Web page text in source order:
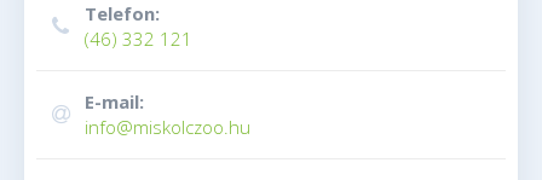
Telefon:
(46) 332 121
E-mail:
info@miskolczoo.hu